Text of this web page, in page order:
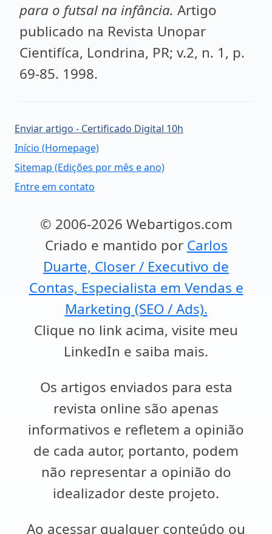
para o futsal na infância. Artigo
publicado na Revista Unopar
Cientifíca, Londrina, PR; v.2, n. 1, p.
69-85. 1998.
Enviar artigo - Certificado Digital 10h
Início (Homepage)
Sitemap (Edições por mês e ano)
Entre em contato
© 2006-2026 Webartigos.com
Criado e mantido por Carlos
Duarte, Closer / Executivo de
Contas, Especialista em Vendas e
Marketing (SEO / Ads).
Clique no link acima, visite meu
LinkedIn e saiba mais.
Os artigos enviados para esta
revista online são apenas
informativos e refletem a opinião
de cada autor, portanto, podem
não representar a opinião do
idealizador deste projeto.
Ao acessar qualquer conteúdo ou